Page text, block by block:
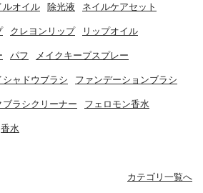
ルオイル 除光液 ネイルケアセット
クレヨンリップ リップオイル
パフ メイクキープスプレー
シャドウブラシ ファンデーションブラシ
ブラシクリーナー フェロモン香水
香水
カテゴリ一覧へ